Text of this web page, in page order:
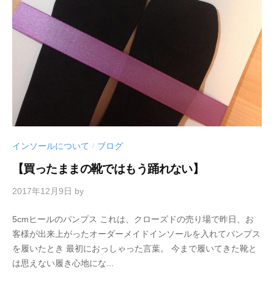
インソールについて / ブログ
【買ったままの靴ではもう踊れない】
2017年12月9日 by
5cmヒールのパンプス これは、クローズドの売り場で昨日、お
客様が出来上がったオーダーメイドインソールを入れてパンプス
を履いたとき 最初におっしゃった言葉。 今まで履いてきた靴と
は思えない履き心地にな...